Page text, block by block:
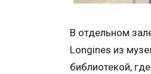
В отдельном
Longines из
библиотекой,